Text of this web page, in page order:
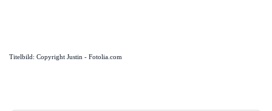
Titelbild: Copyright Justin - Fotolia.com